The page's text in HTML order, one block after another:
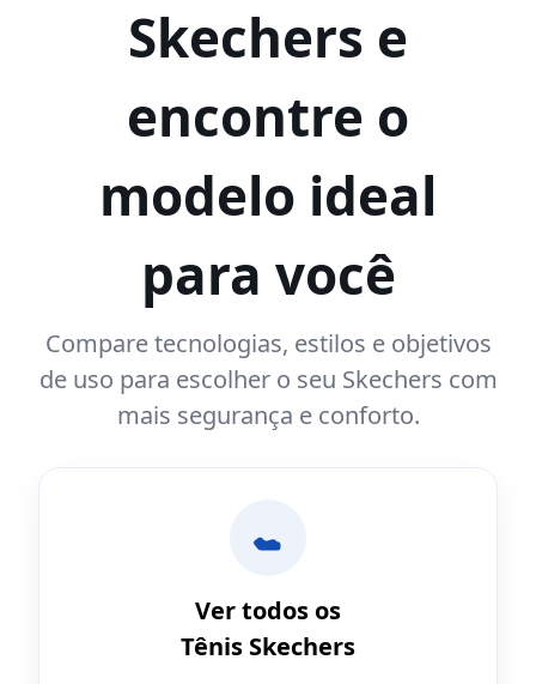
Skechers e
encontre o
modelo ideal
para você
Compare tecnologias, estilos e objetivos
de uso para escolher o seu Skechers com
mais segurança e conforto.
Ver todos os
Tênis Skechers